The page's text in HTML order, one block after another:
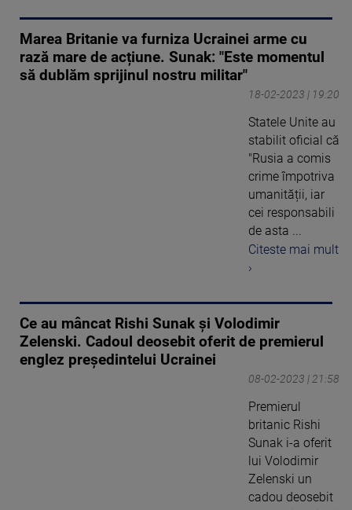
Marea Britanie va furniza Ucrainei arme cu
rază mare de acțiune. Sunak: "Este momentul
să dublăm sprijinul nostru militar"
18-02-2023 | 19:20
Statele Unite au
stabilit oficial că
"Rusia a comis
crime împotriva
umanității, iar
cei responsabili
de asta ...
Citeste mai mult
›
Ce au mâncat Rishi Sunak și Volodimir
Zelenski. Cadoul deosebit oferit de premierul
englez președintelui Ucrainei
08-02-2023 | 21:58
Premierul
britanic Rishi
Sunak i-a oferit
lui Volodimir
Zelenski un
cadou deosebit